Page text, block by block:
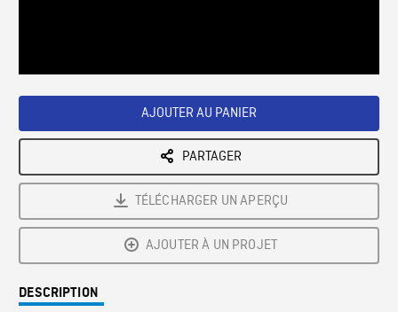
AJOUTER AU PANIER
PARTAGER
TÉLÉCHARGER UN APERÇU
AJOUTER À UN PROJET
DESCRIPTION